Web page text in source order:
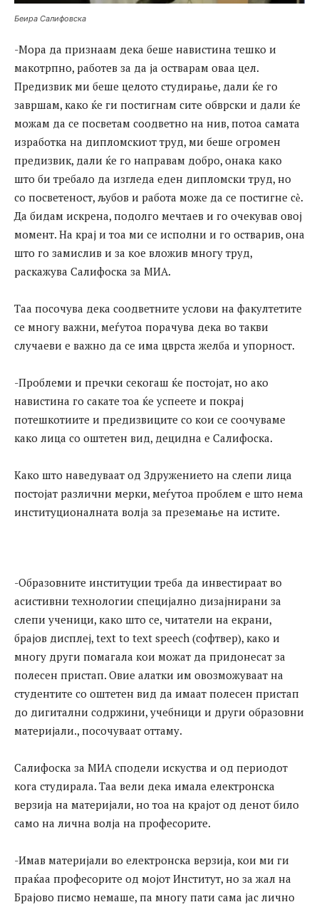
Беира Салифовска
-Мора да признаам дека беше навистина тешко и
макотрпно, работев за да ја остварам оваа цел.
Предизвик ми беше целото студирање, дали ќе го
завршам, како ќе ги постигнам сите обврски и дали ќе
можам да се посветам соодветно на нив, потоа самата
изработка на дипломскиот труд, ми беше огромен
предизвик, дали ќе го направам добро, онака како
што би требало да изгледа еден дипломски труд, но
со посветеност, љубов и работа може да се постигне сѐ.
Да бидам искрена, подолго мечтаев и го очекував овој
момент. На крај и тоа ми се исполни и го остварив, она
што го замислив и за кое вложив многу труд,
раскажува Салифоска за МИА.
Таа посочува дека соодветните услови на факултетите
се многу важни, меѓутоа порачува дека во такви
случаеви е важно да се има цврста желба и упорност.
-Проблеми и пречки секогаш ќе постојат, но ако
навистина го сакате тоа ќе успеете и покрај
потешкотиите и предизвиците со кои се соочуваме
како лица со оштетен вид, децидна е Салифоска.
Како што наведуваат од Здружението на слепи лица
постојат различни мерки, меѓутоа проблем е што нема
институционалната волја за преземање на истите.
-Образовните институции треба да инвестираат во
асистивни технологии специјално дизајнирани за
слепи ученици, како што се, читатели на екрани,
брајов дисплеј, text to text speech (софтвер), како и
многу други помагала кои можат да придонесат за
полесен пристап. Овие алатки им овозможуваат на
студентите со оштетен вид да имаат полесен пристап
до дигитални содржини, учебници и други образовни
материјали., посочуваат оттаму.
Салифоска за МИА сподели искуства и од периодот
кога студирала. Таа вели дека имала електронска
верзија на материјали, но тоа на крајот од денот било
само на лична волја на професорите.
-Имав материјали во електронска верзија, кои ми ги
праќаа професорите од мојот Институт, но за жал на
Брајово писмо немаше, па многу пати сама јас лично